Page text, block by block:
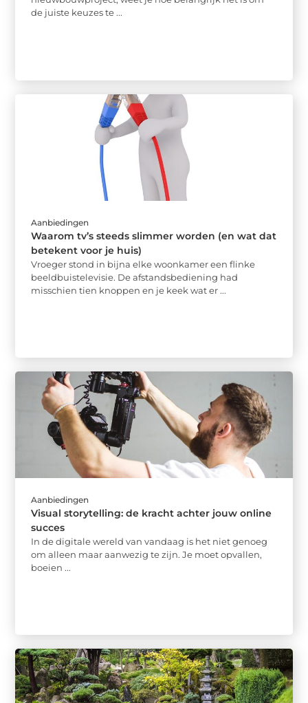
de juiste keuzes te ...
Aanbiedingen
Waarom tv’s steeds slimmer worden (en wat dat
betekent voor je huis)
Vroeger stond in bijna elke woonkamer een flinke
beeldbuistelevisie. De afstandsbediening had
misschien tien knoppen en je keek wat er ...
Aanbiedingen
Visual storytelling: de kracht achter jouw online
succes
In de digitale wereld van vandaag is het niet genoeg
om alleen maar aanwezig te zijn. Je moet opvallen,
boeien ...